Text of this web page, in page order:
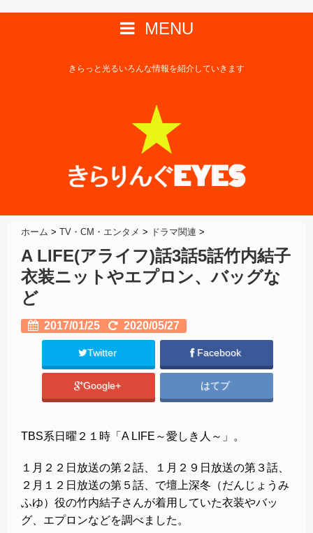
MENU
きらっと光るいろんな情報を紹介していきます
ホーム > TV・CM・エンタメ > ドラマ関連 >
A LIFE(アライフ)話3話5話竹内結子
衣装ニットやエプロン、バッグな
ど
2017/01/25 2020/05/27
Twitter Facebook
Google+ はてブ
TBS系日曜２１時「A LIFE～愛しき人～」。
１月２２日放送の第２話、１月２９日放送の第３話、
２月１２日放送の第５話、で壇上深冬（だんじょうみ
ふゆ）役の竹内結子さんが着用していた衣装やバッ
グ、エプロンなどを調べました。